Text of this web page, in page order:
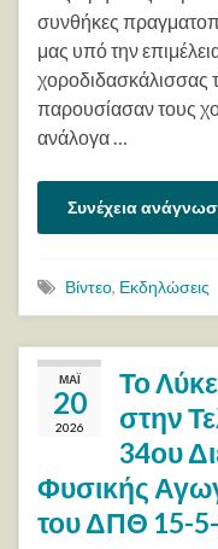
συνθήκες
μας υπό την
χοροδιδασκάλισσας
παρουσίασαν τους
ανάλογα …
Συνέχεια
Βίντεο, Εκδηλώσεις
ΜΆΙ
20
2026
Το
στην
34ου
Φυσικής
του ΔΠΘ 15-